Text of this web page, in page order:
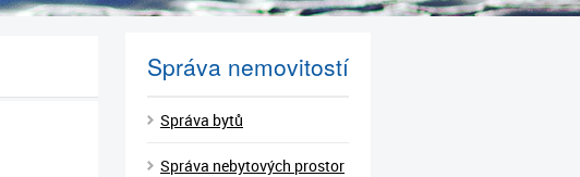
Správa nemovitostí
Správa bytů
Správa nebytových prostor